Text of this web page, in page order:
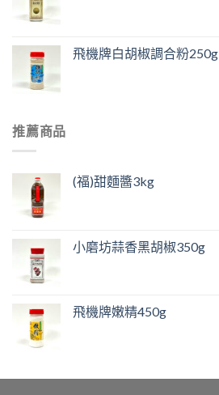
飛機牌白胡椒調合粉250g
推薦商品
(福)甜麵醬3kg
小磨坊蒜香黑胡椒350g
飛機牌嫩精450g